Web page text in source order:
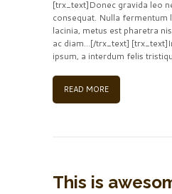
[trx_text]Donec gravida leo
consequat. Nulla fermentum
lacinia, metus est pharetra
ac diam...[/trx_text]
ipsum, a interdum felis
READ MORE
This is